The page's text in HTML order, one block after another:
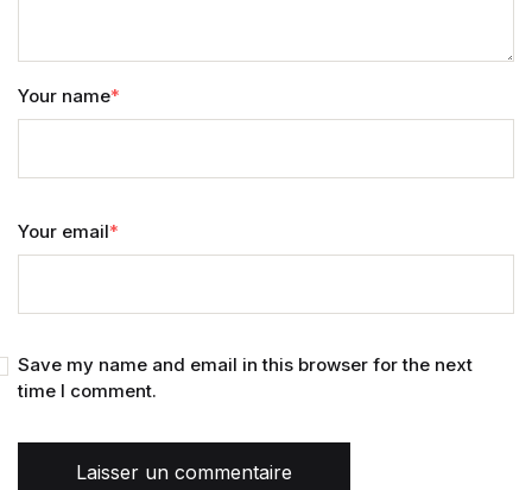
Your name*
Your email*
Save my name and email in this browser for the next
time I comment.
Laisser un commentaire